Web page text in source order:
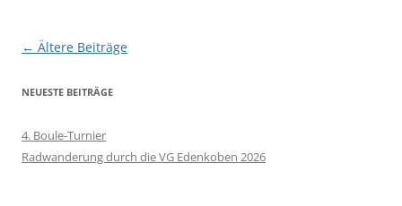
Beitragsnavigation
← Ältere Beiträge
NEUESTE BEITRÄGE
4. Boule-Turnier
Radwanderung durch die VG Edenkoben 2026